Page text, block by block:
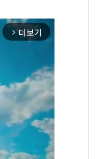
arrow_forward_ios 더보기